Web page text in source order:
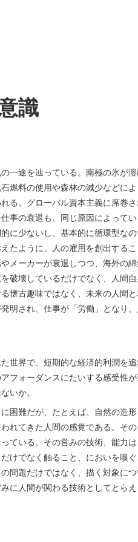
識
一途を辿っている。南極の氷が
燃料の使用や森林の減少などに
る。グローバル資本主義に席巻
事の衰退も、同じ原因によって
に少ないし、基本的に循環型な
たように、人の雇用を創出する
メーカーが衰退しつつ、海外の
破壊しているだけでなく、人間
懐古趣味ではなく、未来の人間
明され、仕事が「労働」となり
世界で、短期的な経済的利潤を
フォーダンスにたいする感受性
いか。
困難だが、たとえば、自然の造
れてきた人間の感覚である。そ
ている。その営みの技術、能力
けでなく触ること、においを嗅
問題だけではなく、描く対象に
に人間が関わる技術としてとらえ